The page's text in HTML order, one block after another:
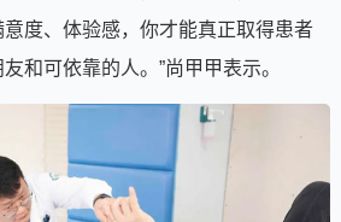
度、体验感，你才能真正取得患者
和可依靠的人。”尚甲甲表示。